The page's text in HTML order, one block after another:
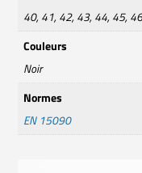
40, 41, 42, 43, 44, 45,
Couleurs
Noir
Normes
EN 15090